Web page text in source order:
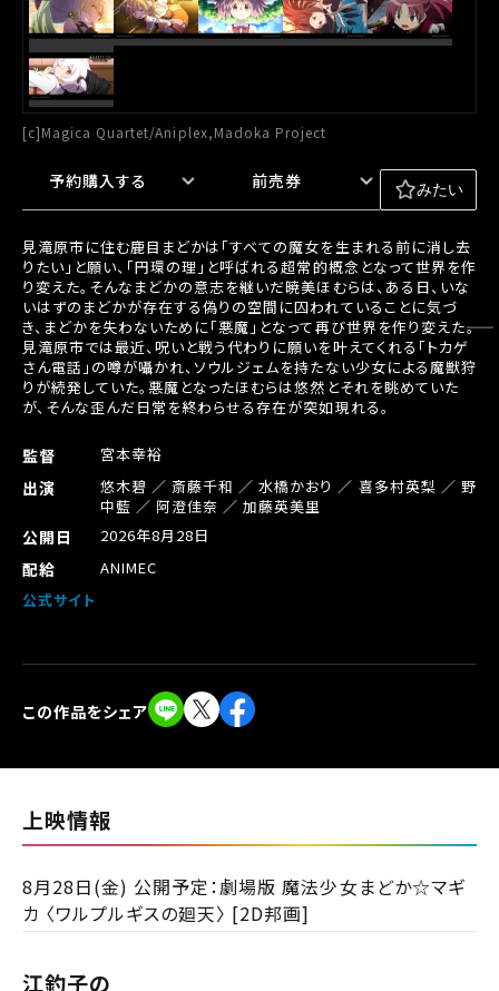
閉じる
チケット購入
チケットの購入は下記リンクより、ご覧になりたい作品を選
閉じる
[c]Magica Quartet/Aniplex,Madoka Project
予約購入する 前売券 みたい
見滝原市に住む鹿目まどかは「すべての魔女を生まれる前に消し去
りたい」と願い、「円環の理」と呼ばれる超常的概念となって世界を作
り変えた。そんなまどかの意志を継いだ暁美ほむらは、ある日、いな
いはずのまどかが存在する偽りの空間に囚われていることに気づ
き、まどかを失わないために「悪魔」となって再び世界を作り変えた――。
見滝原市では最近、呪いと戦う代わりに願いを叶えてくれる「トカゲ
さん電話」の噂が囁かれ、ソウルジェムを持たない少女による魔獣狩
りが続発していた。悪魔となったほむらは悠然とそれを眺めていた
が、そんな歪んだ日常を終わらせる存在が突如現れる。
監督 宮本幸裕
出演
悠木碧 ／ 斎藤千和 ／ 水橋かおり ／ 喜多村英梨 ／ 野
中藍 ／ 阿澄佳奈 ／ 加藤英美里
公開日 2026年8月28日
配給
ANIMEC
公式サイト
この作品をシェア
上映情報
8月28日(金) 公開予定：劇場版 魔法少女まどか☆マギ
カ 〈ワルプルギスの廻天〉 [2D邦画]
江釣子の